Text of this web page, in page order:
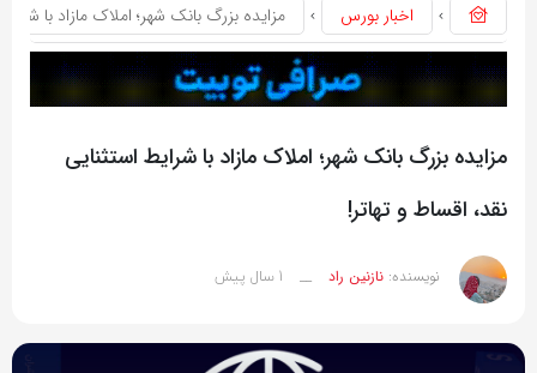
اخبار بورس مزایده بزرگ بانک شهر؛ املاک مازاد با
مزایده بزرگ بانک شهر؛ املاک مازاد با شرایط استثنایی
نقد، اقساط و تهاتر!
نویسنده: نازنین راد __ 1 سال پیش